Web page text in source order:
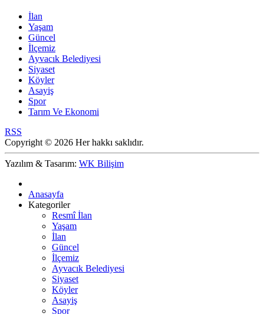
İlan
Yaşam
Güncel
İlçemiz
Ayvacık Belediyesi
Siyaset
Köyler
Asayiş
Spor
Tarım Ve Ekonomi
RSS
Copyright © 2026 Her hakkı saklıdır.
Yazılım & Tasarım: WK Bilişim
Anasayfa
Kategoriler
Resmî İlan
Yaşam
İlan
Güncel
İlçemiz
Ayvacık Belediyesi
Siyaset
Köyler
Asayiş
Spor